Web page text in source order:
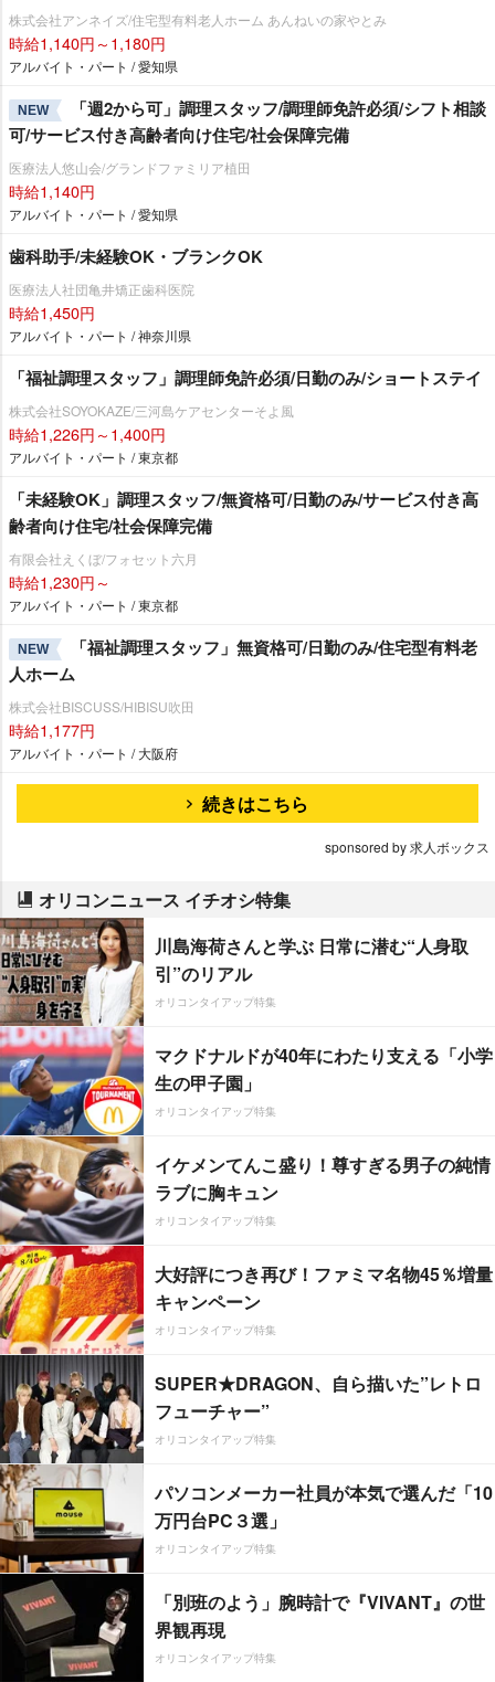
株式会社アンネイズ/住宅型有料老人ホーム あんねいの家やとみ
時給1,140円～1,180円
アルバイト・パート / 愛知県
NEW
「週2から可」調理スタッフ/調理師免許必須/シフト相談
可/サービス付き高齢者向け住宅/社会保障完備
医療法人悠山会/グランドファミリア植田
時給1,140円
アルバイト・パート / 愛知県
歯科助手/未経験OK・ブランクOK
医療法人社団亀井矯正歯科医院
時給1,450円
アルバイト・パート / 神奈川県
「福祉調理スタッフ」調理師免許必須/日勤のみ/ショートステイ
株式会社SOYOKAZE/三河島ケアセンターそよ風
時給1,226円～1,400円
アルバイト・パート / 東京都
「未経験OK」調理スタッフ/無資格可/日勤のみ/サービス付き高
齢者向け住宅/社会保障完備
有限会社えくぼ/フォセット六月
時給1,230円～
アルバイト・パート / 東京都
NEW
「福祉調理スタッフ」無資格可/日勤のみ/住宅型有料老
人ホーム
株式会社BISCUSS/HIBISU吹田
時給1,177円
アルバイト・パート / 大阪府
続きはこちら
sponsored by 求人ボックス
オリコンニュース イチオシ特集
川島海荷さんと学ぶ 日常に潜む“人身取
引”のリアル
オリコンタイアップ特集
マクドナルドが40年にわたり支える「小学
生の甲子園」
オリコンタイアップ特集
イケメンてんこ盛り！尊すぎる男子の純情
ラブに胸キュン
オリコンタイアップ特集
大好評につき再び！ファミマ名物45％増量
キャンペーン
オリコンタイアップ特集
SUPER★DRAGON、自ら描いた”レトロ
フューチャー”
オリコンタイアップ特集
パソコンメーカー社員が本気で選んだ「10
万円台PC３選」
オリコンタイアップ特集
「別班のよう」腕時計で『VIVANT』の世
界観再現
オリコンタイアップ特集